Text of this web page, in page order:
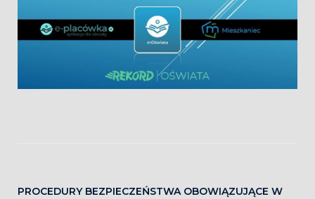
PROCEDURY BEZPIECZEŃSTWA OBOWIĄZUJĄCE W